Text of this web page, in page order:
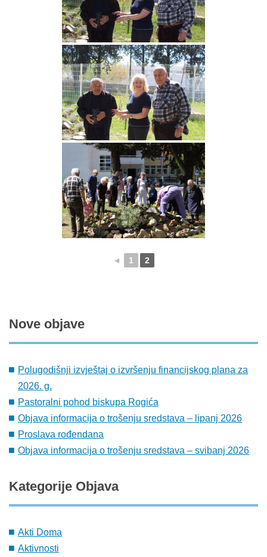
◄ 1 2
Nove objave
Polugodišnji izvještaj o izvršenju financijskog plana za
2026. g.
Pastoralni pohod biskupa Rogića
Objava informacija o trošenju sredstava – lipanj 2026
Proslava rođendana
Objava informacija o trošenju sredstava – svibanj 2026
Kategorije Objava
Akti Doma
Aktivnosti